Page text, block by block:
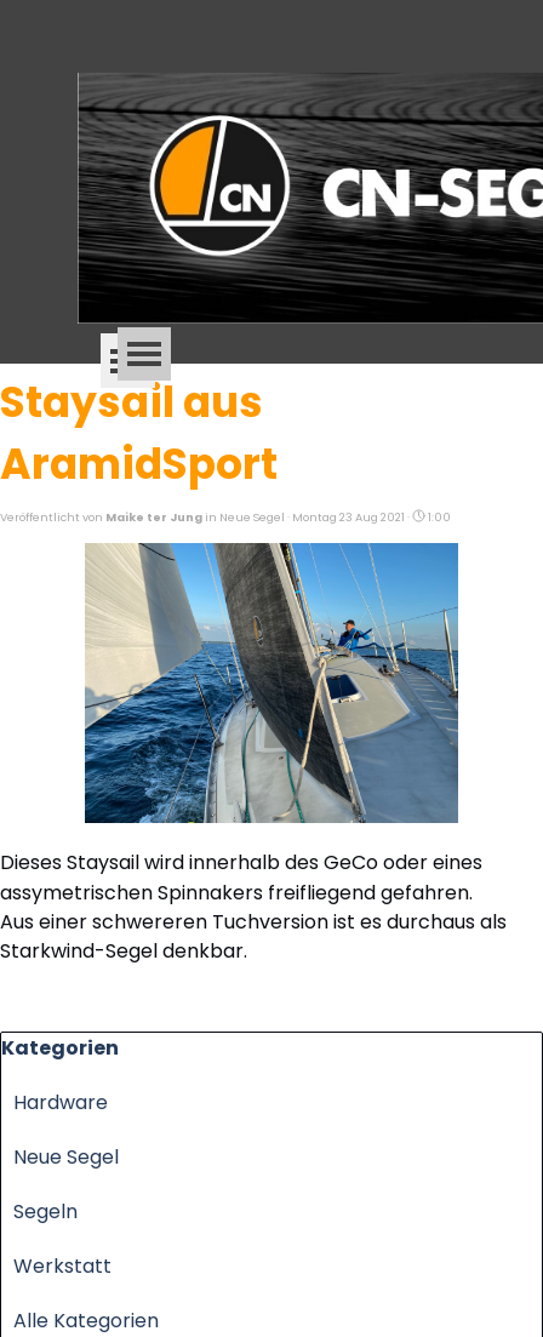
Menü überspringen
Menü überspringen
Staysail aus
AramidSport
Veröffentlicht von Maike ter Jung in Neue Segel · Montag 23 Aug 2021 · 1:00
Dieses Staysail wird innerhalb des GeCo oder eines
assymetrischen Spinnakers freifliegend gefahren.
Aus einer schwereren Tuchversion ist es durchaus als
Starkwind-Segel denkbar.
Block überspringen Kategorien
Kategorien
Hardware
Neue Segel
Segeln
Werkstatt
Alle Kategorien